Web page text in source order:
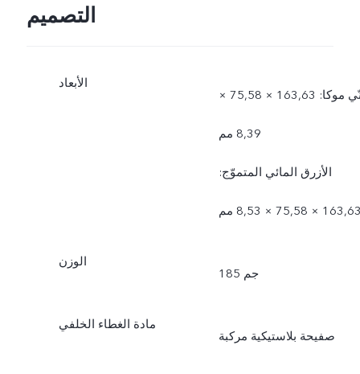
التصميم
الأبعاد
بنّي موكا: 163,63 × 75,58 ×
8,39 مم
الأزرق المائي المتموّج:
× 75,58 × 8,53 مم
الوزن
185 جم
مادة الغطاء الخلفي
صفيحة بلاستيكية مركبة